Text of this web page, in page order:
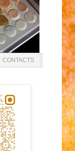
CONTACTS